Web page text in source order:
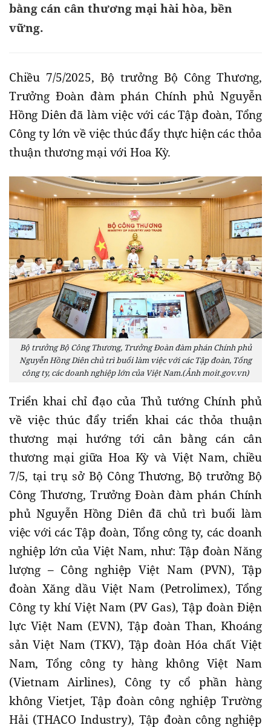
bằng cán cân thương mại hài hòa, bền
vững.
Chiều 7/5/2025, Bộ trưởng Bộ Công Thương,
Trưởng Đoàn đàm phán Chính phủ Nguyễn
Hồng Diên đã làm việc với các Tập đoàn, Tổng
Công ty lớn về việc thúc đẩy thực hiện các thỏa
thuận thương mại với Hoa Kỳ.
Bộ trưởng Bộ Công Thương, Trưởng Đoàn đàm phán Chính phủ
Nguyễn Hồng Diên chủ trì buổi làm việc với các Tập đoàn, Tổng
công ty, các doanh nghiệp lớn của Việt Nam.(Ảnh moit.gov.vn)
Triển khai chỉ đạo của Thủ tướng Chính phủ
về việc thúc đẩy triển khai các thỏa thuận
thương mại hướng tới cân bằng cán cân
thương mại giữa Hoa Kỳ và Việt Nam, chiều
7/5, tại trụ sở Bộ Công Thương, Bộ trưởng Bộ
Công Thương, Trưởng Đoàn đàm phán Chính
phủ Nguyễn Hồng Diên đã chủ trì buổi làm
việc với các Tập đoàn, Tổng công ty, các doanh
nghiệp lớn của Việt Nam, như: Tập đoàn Năng
lượng – Công nghiệp Việt Nam (PVN), Tập
đoàn Xăng dầu Việt Nam (Petrolimex), Tổng
Công ty khí Việt Nam (PV Gas), Tập đoàn Điện
lực Việt Nam (EVN), Tập đoàn Than, Khoáng
sản Việt Nam (TKV), Tập đoàn Hóa chất Việt
Nam, Tổng công ty hàng không Việt Nam
(Vietnam Airlines), Công ty cổ phần hàng
không Vietjet, Tập đoàn công nghiệp Trường
Hải (THACO Industry), Tập đoàn công nghiệp